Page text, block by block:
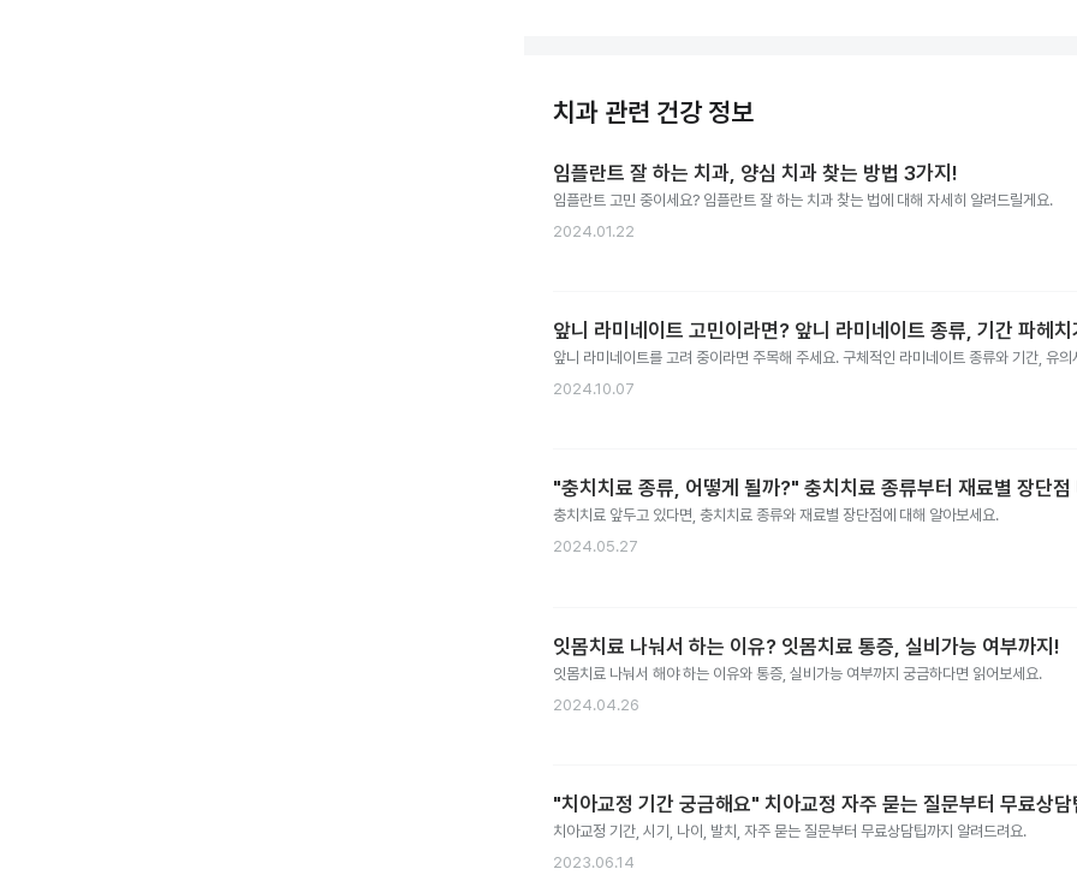
치과 관련 건강 정보
임플란트 잘 하는 치과, 양심 치과 찾는 방법 3가지!
임플란트 고민 중이세요? 임플란트 잘 하는 치과 찾는 법에 대해 자세히 알려드릴게요.
2024.01.22
앞니 라미네이트 고민이라면? 앞니 라미네이트 종류, 기간 파헤치
앞니 라미네이트를 고려 중이라면 주목해 주세요. 구체적인 라미네이트 종류와 기간, 유
2024.10.07
"충치치료 종류, 어떻게 될까?" 충치치료 종류부터 재료별 장단점
충치치료 앞두고 있다면, 충치치료 종류와 재료별 장단점에 대해 알아보세요.
2024.05.27
잇몸치료 나눠서 하는 이유? 잇몸치료 통증, 실비가능 여부까지!
잇몸치료 나눠서 해야 하는 이유와 통증, 실비가능 여부까지 궁금하다면 읽어보세요.
2024.04.26
"치아교정 기간 궁금해요" 치아교정 자주 묻는 질문부터 무료상담
치아교정 기간, 시기, 나이, 발치, 자주 묻는 질문부터 무료상담팁까지 알려드려요.
2023.06.14